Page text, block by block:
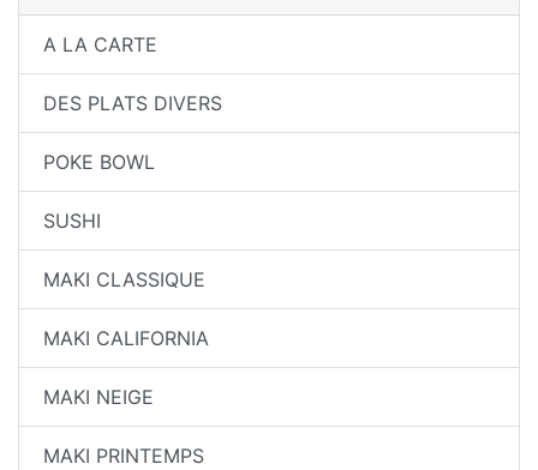
A LA CARTE
DES PLATS DIVERS
POKE BOWL
SUSHI
MAKI CLASSIQUE
MAKI CALIFORNIA
MAKI NEIGE
MAKI PRINTEMPS